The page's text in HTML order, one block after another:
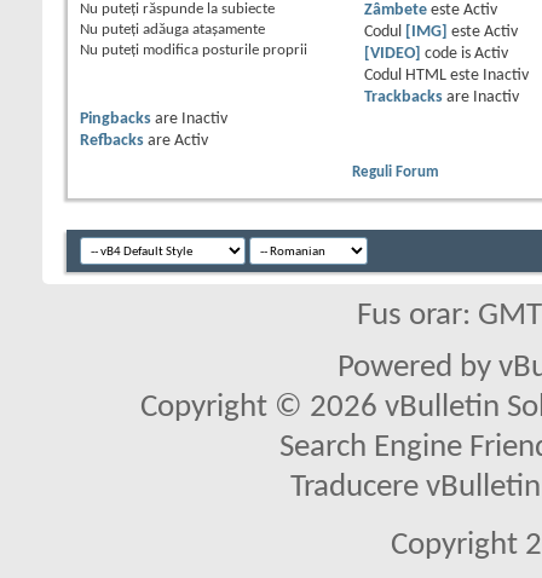
Nu puteţi răspunde la subiecte
Nu puteţi adăuga ataşamente
Nu puteţi modifica posturile proprii
Zâmbeteeste Activ
Codul
[IMG] este Activ
[VIDEO]
code is Activ
Codul HTML este
Inactiv
Trackbacksare
Inactiv
Pingbacks are
Inactiv
Refbacks are Activ
Reguli Forum
Fus orar:
Powered by
Copyright © 2026 vBulletin
Search Engine
Traducere
Copyright